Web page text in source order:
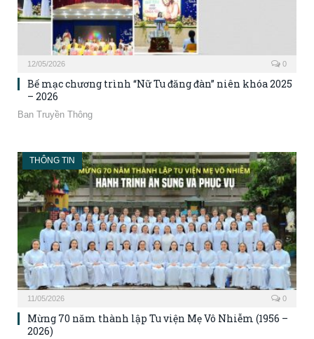
12/05/2026 0
Bế mạc chương trình “Nữ Tu đăng đàn” niên khóa 2025
– 2026
Ban Truyền Thông
THÔNG TIN
11/05/2026 0
Mừng 70 năm thành lập Tu viện Mẹ Vô Nhiễm (1956 –
2026)